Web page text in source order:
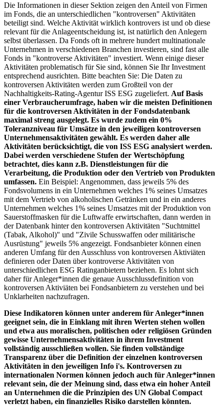
Die Informationen in dieser Sektion zeigen den Anteil von Firmen
im Fonds, die an unterschiedlichen "kontroversen" Aktivitäten
beteiligt sind. Welche Aktivität wirklich kontrovers ist und ob diese
relevant für die Anlageentscheidung ist, ist natürlich den Anlegern
selbst überlassen. Da Fonds oft in mehrere hundert multinationale
Unternehmen in verschiedenen Branchen investieren, sind fast alle
Fonds in "kontroverse Aktivitäten" investiert. Wenn einige dieser
Aktivitäten problematisch für Sie sind, können Sie Ihr Investment
entsprechend ausrichten. Bitte beachten Sie: Die Daten zu
kontroversen Aktivitäten werden zum Großteil von der
Nachhaltigkeits-Rating-Agentur ISS ESG zugeliefert. Auf Basis
einer Verbraucherumfrage, haben wir die meisten Definitionen
für die kontroversen Aktivitäten in der Fondsdatenbank
maximal streng ausgelegt. Es wurde zudem ein 0%
Toleranzniveau für Umsätze in den jeweiligen kontroversen
Unternehmensaktivitäten gewählt. Es werden daher alle
Aktivitäten berücksichtigt, die von ISS ESG analysiert werden.
Dabei werden verschiedene Stufen der Wertschöpfung
betrachtet, dies kann z.B. Dienstleistungen für die
Verarbeitung, die Produktion oder den Vertrieb von Produkten
umfassen. Ein Beispiel: Angenommen, dass jeweils 5% des
Fondsvolumens in ein Unternehmen welches 1% seines Umsatzes
mit dem Vertrieb von alkoholischen Getränken und in ein anderes
Unternehmen welches 1% seines Umsatzes mit der Produktion von
Sauerstoffmasken für die Luftwaffe erwirtschaften, dann werden in
der Datenbank hinter den kontroversen Aktivitäten "Suchtmittel
(Tabak, Alkohol)" und "Zivile Schusswaffen oder militärische
Ausrüstung" jeweils 5% angezeigt. Fondsanbieter können einen
anderen Umfang für den Ausschluss von kontroversen Aktiviäten
definieren oder Daten über kontroverse Aktivitäten von
unterschiedlichen ESG Ratinganbietern beziehen. Es lohnt sich
daher für Anleger*innen die genaue Ausschlussdefinition von
kontroversen Aktiviäten bei Fondsanbietern zu verstehen und bei
Unklarheiten nachzufragen.
Diese Indikatoren können unter anderem für Anleger*innen
geeignet sein, die in Einklang mit ihren Werten stehen wollen
und etwa aus moralischen, politischen oder religiösen Gründen
gewisse Unternehmensaktivitäten in ihrem Investment
vollständig ausschließen wollen. Sie finden vollständige
Transparenz über die Definition der einzelnen kontroversen
Aktivitäten in den jeweiligen Info i's. Kontroversen zu
internationalen Normen können jedoch auch für Anleger*innen
relevant sein, die der Meinung sind, dass etwa ein hoher Anteil
an Unternehmen die die Prinzipien des UN Global Compact
verletzt haben, ein finanzielles Risiko darstellen könnten.